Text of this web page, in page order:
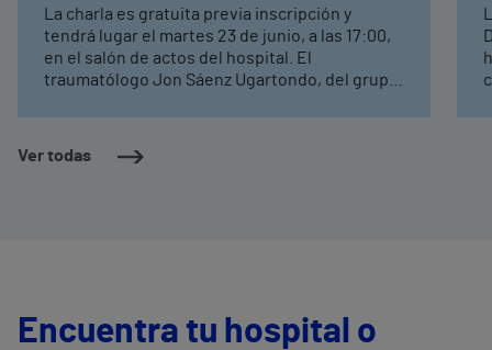
Ver todas
La charla es gratuita previa inscripción y
tendrá lugar el martes 23 de junio, a las 17:00,
en el salón de actos del hospital. El
traumatólogo Jon Sáenz Ugartondo, del grupo
infiltraciones, el plasma rico en plaquetas, el
ácido hialurónico o la radiofrecuencia.
Encuentra tu hospital o